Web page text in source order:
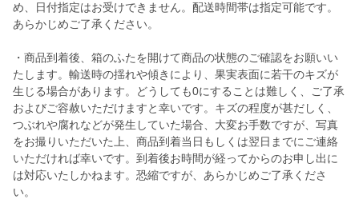
め、日付指定はお受けできません。配送時間帯は指定可能です。
あらかじめご了承ください。
・商品到着後、箱のふたを開けて商品の状態のご確認をお願いい
たします。輸送時の揺れや傾きにより、果実表面に若干のキズが
生じる場合があります。どうしても0にすることは難しく、ご了承
およびご容赦いただけますと幸いです。キズの程度が甚だしく、
つぶれや腐れなどが発生していた場合、大変お手数ですが、写真
をお撮りいただいた上、商品到着当日もしくは翌日までにご連絡
いただければ幸いです。到着後お時間が経ってからのお申し出に
は対応いたしかねます。恐縮ですが、あらかじめご了承くださ
い。